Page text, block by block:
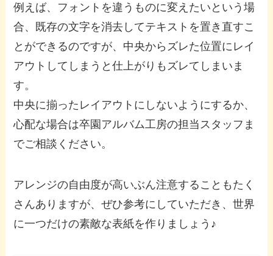
例えば、フォントを違うものに変えたいという場
合、既存の文字を消去してテキストを置き直すこ
とができるのですが、中央からズレた位置にレイ
アウトしてしまうと仕上がりもズレてしまいま
す。
中央に揃ったレイアウトにしないようにするか、
心配な場合は卒園アルバム工房の担当スタッフま
でご相談ください。
アレンジの自由度が高いぶん注意することもたく
さんありますが、ぜひ参考にしていただき、世界
に一つだけの素敵な表紙を作りましょう♪